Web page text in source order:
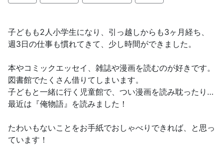
子どもも2人小学生になり、引っ越しからも3ヶ月経ち、
週3日の仕事も慣れてきて、少し時間ができました。
本やコミックエッセイ、雑誌や漫画を読むのが好きです。
図書館でたくさん借りてしまいます。
子どもと一緒に行く児童館で、つい漫画を読み耽ったり…
最近は『俺物語』を読みました！
たわいもないことをお手紙でおしゃべりできれば、と思っ
ています！